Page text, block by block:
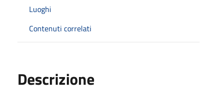
Luoghi
Contenuti correlati
Descrizione